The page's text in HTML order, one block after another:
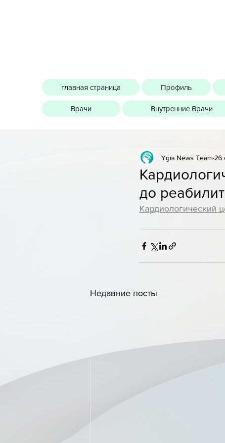
главная страница Профиль
Врачи Внутренние Врачи
до
Ygia News Team 26
Кардиологический
Недавние посты